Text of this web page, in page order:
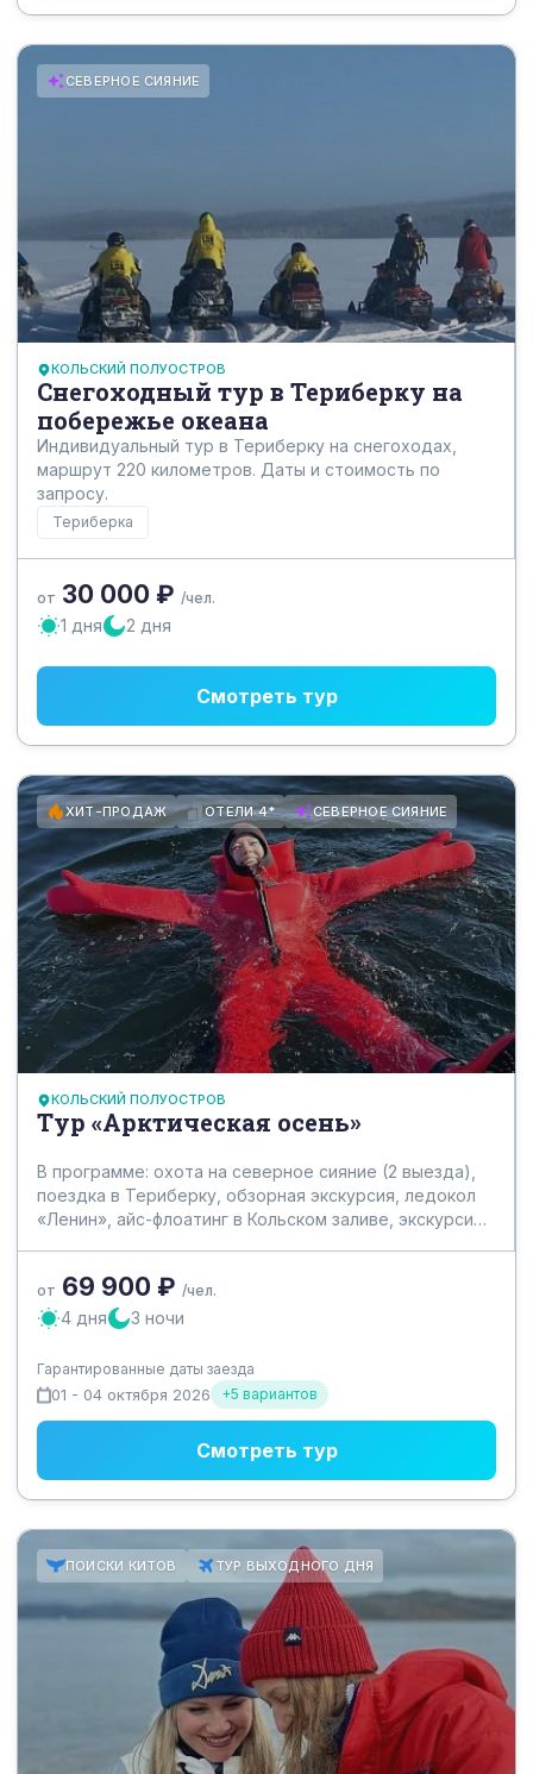
СЕВЕРНОЕ СИЯНИЕ
КОЛЬСКИЙ ПОЛУОСТРОВ
Снегоходный тур в Териберку на
побережье океана
Индивидуальный тур в Териберку на снегоходах,
маршрут 220 километров. Даты и стоимость по
запросу.
Териберка
от 30 000 ₽ /чел.
1 дня 2 дня
Смотреть тур
ХИТ-ПРОДАЖ ОТЕЛИ 4* СЕВЕРНОЕ СИЯНИЕ
КОЛЬСКИЙ ПОЛУОСТРОВ
Тур «Арктическая осень»
В программе: охота на северное сияние (2 выезда),
поездка в Териберку, обзорная экскурсия, ледокол
«Ленин», айс-флоатинг в Кольском заливе, экскурсия
осень крайнего севера!
от 69 900 ₽ /чел.
4 дня 3 ночи
Гарантированные даты заезда
01 - 04 октября 2026 +5 вариантов
Смотреть тур
ПОИСКИ КИТОВ ТУР ВЫХОДНОГО ДНЯ